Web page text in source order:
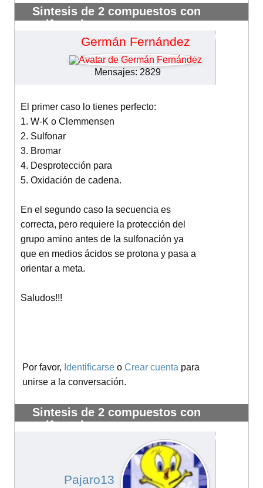
Sintesis de 2 compuestos con
sulfonacion
#14027
Germán Fernández
Mensajes: 2829
El primer caso lo tienes perfecto:
1. W-K o Clemmensen
2. Sulfonar
3. Bromar
4. Desprotección para
5. Oxidación de cadena.
En el segundo caso la secuencia es
correcta, pero requiere la protección del
grupo amino antes de la sulfonación ya
que en medios ácidos se protona y pasa a
orientar a meta.
Saludos!!!
Por favor, Identificarse o Crear cuenta para
unirse a la conversación.
Sintesis de 2 compuestos con
sulfonacion
#14028
Pajaro13